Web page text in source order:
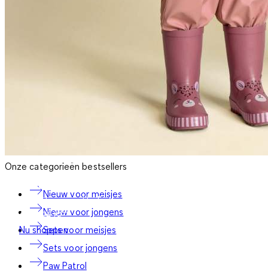
Winterbestendig
Collectie regenkleding vanaf
€19.99€1999
Nu shoppen
Onze categorieën bestsellers
Nieuw voor meisjes
Nieuw voor jongens
Sets voor meisjes
Sets voor jongens
Paw Patrol